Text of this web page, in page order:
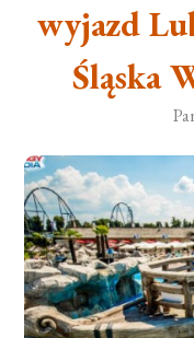
wyjazd
Śląska